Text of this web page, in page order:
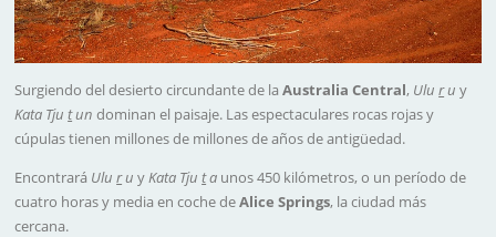
Surgiendo del desierto circundante de laAustralia Central, Uluru y
Kata Tjutun dominan el paisaje. Las espectaculares rocas rojas y
cúpulas tienen millones de millones de años de antigüedad.
Encontrará Uluru yKata Tjuta unos 450 kilómetros, o un período de
cuatro horas y media en coche deAlice Springs, la ciudad más
cercana.